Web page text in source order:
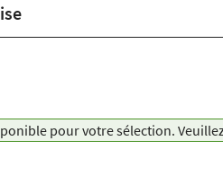
pour votre sélection.